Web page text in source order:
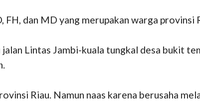
dan MD yang merupakan warga provinsi
Lintas Jambi-kuala tungkal desa bukit
Riau. Namun naas karena berusaha